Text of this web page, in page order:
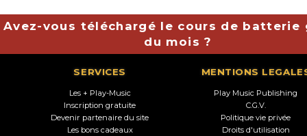
Avez-vous téléchargé le cours de batterie
du mois ?
SERVICES
Les + Play-Music
Inscription gratuite
Devenir partenaire du site
Les bons cadeaux
MENTIONS
Play Music Publishing
C.G.V.
Politique vie privée
Droits d'utilisation